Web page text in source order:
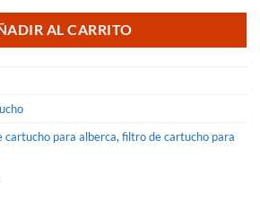
AL CARRITO
cartucho para alberca, filtro de cartucho para